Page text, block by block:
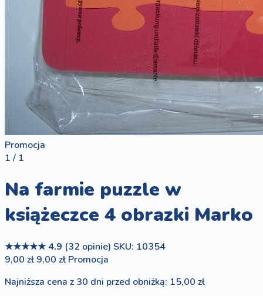
Promocja
1 / 1
Na farmie puzzle w
książeczce 4 obrazki Marko
★★★★★ 4.9 (32 opinie) SKU: 10354
9,00 zł 9,00 zł Promocja
Najniższa cena z 30 dni przed obniżką: 15,00 zł